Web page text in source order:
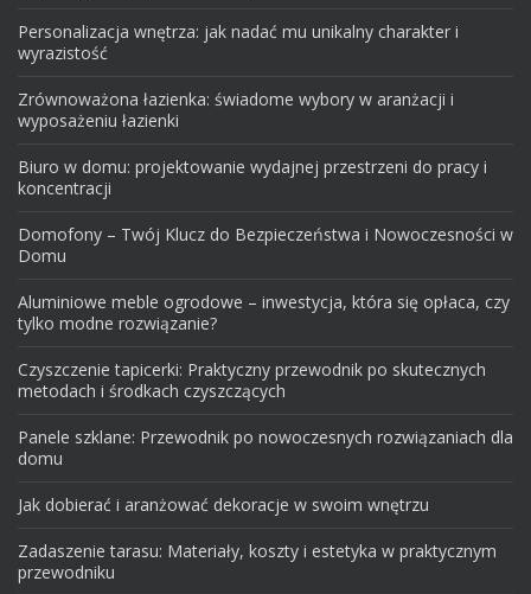
Personalizacja wnętrza: jak nadać mu unikalny charakter i
wyrazistość
Zrównoważona łazienka: świadome wybory w aranżacji i
wyposażeniu łazienki
Biuro w domu: projektowanie wydajnej przestrzeni do pracy i
koncentracji
Domofony – Twój Klucz do Bezpieczeństwa i Nowoczesności w
Domu
Aluminiowe meble ogrodowe – inwestycja, która się opłaca, czy
tylko modne rozwiązanie?
Czyszczenie tapicerki: Praktyczny przewodnik po skutecznych
metodach i środkach czyszczących
Panele szklane: Przewodnik po nowoczesnych rozwiązaniach dla
domu
Jak dobierać i aranżować dekoracje w swoim wnętrzu
Zadaszenie tarasu: Materiały, koszty i estetyka w praktycznym
przewodniku